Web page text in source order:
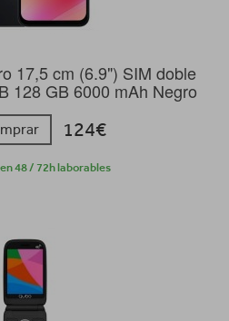
17,5 cm (6.9") SIM doble
128 GB 6000 mAh Negro
124€
48 / 72h laborables